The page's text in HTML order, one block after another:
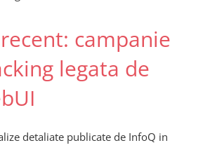
campanie
legata de
detaliate publicate de InfoQ in